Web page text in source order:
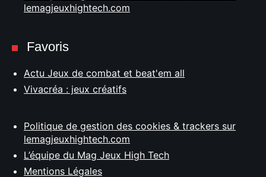
lemagjeuxhightech.com
Favoris
Actu Jeux de combat et beat'em all
Vivacréa : jeux créatifs
Politique de gestion des cookies & trackers sur
lemagjeuxhightech.com
L’équipe du Mag Jeux High Tech
Mentions Légales